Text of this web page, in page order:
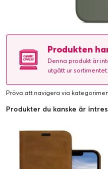
Produkten
Denna produkt är
utgått ur sortimentet.
Pröva att navigera via
Produkter du kanske är